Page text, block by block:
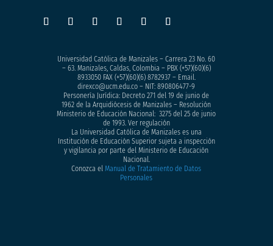
Universidad Católica de Manizales – Carrera 23 No. 60
– 63. Manizales, Caldas, Colombia – PBX (+57)(60)(6)
8933050FAX (+57)(60)(6) 8782937 – Email.
direxco@ucm.edu.co – NIT: 890806477-9
Personería Jurídica: Decreto 271 del 19 de junio de
1962 de la Arquidiócesis de Manizales – Resolución
Ministerio de Educación Nacional: 3275 del 25 de junio
de 1993. Ver regulación
La Universidad Católica de Manizales es una
Institución de Educación Superior sujeta a inspección
y vigilancia por parte del Ministerio de Educación
Nacional.
Conozca elManual de Tratamiento de Datos
Personales